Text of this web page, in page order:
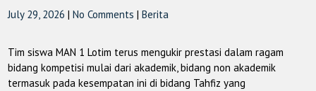
July 29, 2026 |No Comments |Berita
Tim siswa MAN 1 Lotim terus mengukir prestasi dalam ragam
bidang kompetisi mulai dari akademik, bidang non akademik
termasuk pada kesempatan ini di bidang Tahfiz yang